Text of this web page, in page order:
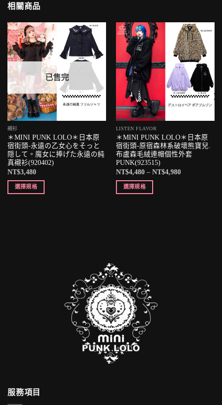
相關商品
已售完
襯衫
＊MINI PUNK LOLO＊日本原
宿街頭-永遠の乙女心をそっと
隠して。魔女に捧げた永遠の純
真襯衫(920402)
NT$3,480
選擇規格
LISTEN FLAVOR
＊MINI PUNK LOLO＊日本原
宿街頭-原宿森林系破壞熊寶兒.
布盧森毛絨連帽個性外套
PUNK(923515)
NT$4,480– NT$4,980
選擇規格
服務項目